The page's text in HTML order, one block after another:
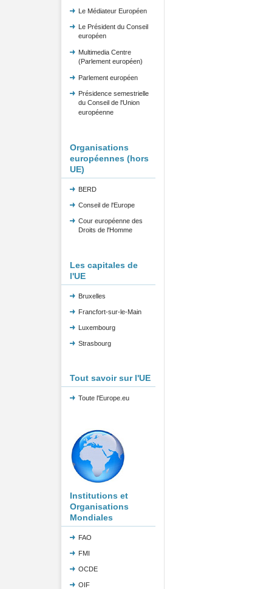
Le Médiateur Européen
Le Président du Conseil
européen
Multimedia Centre
(Parlement européen)
Parlement européen
Présidence semestrielle
du Conseil de l'Union
européenne
Organisations
européennes (hors
UE)
BERD
Conseil de l'Europe
Cour européenne des
Droits de l'Homme
Les capitales de
l'UE
Bruxelles
Francfort-sur-le-Main
Luxembourg
Strasbourg
Tout savoir sur l'UE
Toute l'Europe.eu
Institutions et
Organisations
Mondiales
FAO
FMI
OCDE
OIF